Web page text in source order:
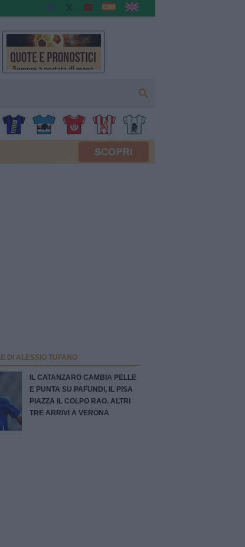
DI ALESSIO TUFANO
IL CATANZARO CAMBIA PELLE
E PUNTA SU PAFUNDI, IL PISA
PIAZZA IL COLPO RAO. ALTRI
TRE ARRIVI A VERONA